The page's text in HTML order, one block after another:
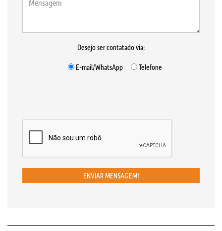
Desejo ser contatado via:
E-mail/WhatsApp
Telefone
ENVIAR MENSAGEM!